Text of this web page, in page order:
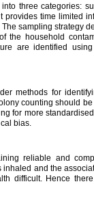
three categories:
time limited
sampling strategy
the household
are identified using
methods for
counting should
for more
bias.
reliable and
and the
difficult. Hence